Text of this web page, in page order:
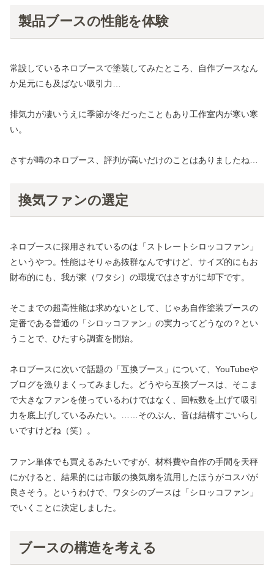
製品ブースの性能を体験
常設しているネロブースで塗装してみたところ、自作ブースなん
か足元にも及ばない吸引力…
排気力が凄いうえに季節が冬だったこともあり工作室内が寒い寒
い。
さすが噂のネロブース、評判が高いだけのことはありましたね…
換気ファンの選定
ネロブースに採用されているのは「ストレートシロッコファン」
というやつ。性能はそりゃあ抜群なんですけど、サイズ的にもお
財布的にも、我が家（ワタシ）の環境ではさすがに却下です。
そこまでの超高性能は求めないとして、じゃあ自作塗装ブースの
定番である普通の「シロッコファン」の実力ってどうなの？とい
うことで、ひたすら調査を開始。
ネロブースに次いで話題の「互換ブース」について、YouTubeや
ブログを漁りまくってみました。どうやら互換ブースは、そこま
で大きなファンを使っているわけではなく、回転数を上げて吸引
力を底上げしているみたい。……そのぶん、音は結構すごいらし
いですけどね（笑）。
ファン単体でも買えるみたいですが、材料費や自作の手間を天秤
にかけると、結果的には市販の換気扇を流用したほうがコスパが
良さそう。というわけで、ワタシのブースは「シロッコファン」
でいくことに決定しました。
ブースの構造を考える